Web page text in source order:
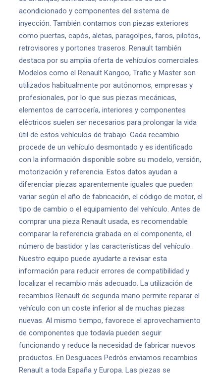
acondicionado y componentes del sistema de
inyección. También contamos con piezas exteriores
como puertas, capós, aletas, paragolpes, faros, pilotos,
retrovisores y portones traseros. Renault también
destaca por su amplia oferta de vehículos comerciales.
Modelos como el Renault Kangoo, Trafic y Master son
utilizados habitualmente por autónomos, empresas y
profesionales, por lo que sus piezas mecánicas,
elementos de carrocería, interiores y componentes
eléctricos suelen ser necesarios para prolongar la vida
útil de estos vehículos de trabajo. Cada recambio
procede de un vehículo desmontado y es identificado
con la información disponible sobre su modelo, versión,
motorización y referencia. Estos datos ayudan a
diferenciar piezas aparentemente iguales que pueden
variar según el año de fabricación, el código de motor, el
tipo de cambio o el equipamiento del vehículo. Antes de
comprar una pieza Renault usada, es recomendable
comparar la referencia grabada en el componente, el
número de bastidor y las características del vehículo.
Nuestro equipo puede ayudarte a revisar esta
información para reducir errores de compatibilidad y
localizar el recambio más adecuado. La utilización de
recambios Renault de segunda mano permite reparar el
vehículo con un coste inferior al de muchas piezas
nuevas. Al mismo tiempo, favorece el aprovechamiento
de componentes que todavía pueden seguir
funcionando y reduce la necesidad de fabricar nuevos
productos. En Desguaces Pedrós enviamos recambios
Renault a toda España y Europa. Las piezas se